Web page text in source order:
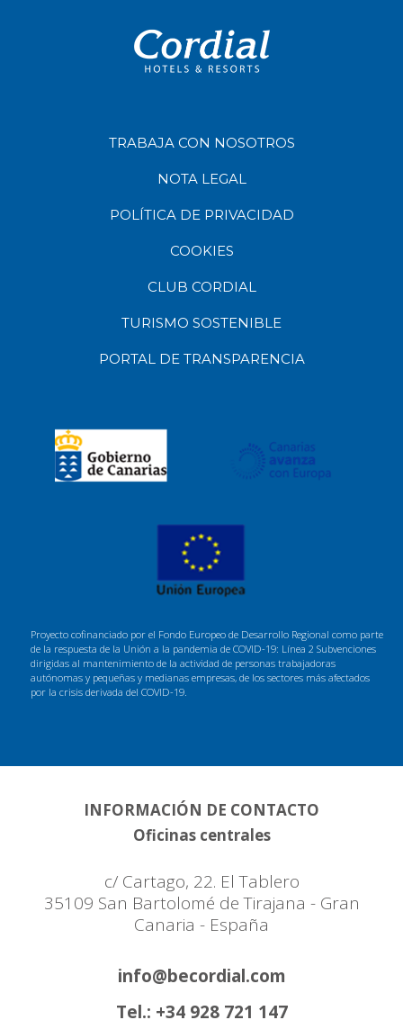
TRABAJA CON NOSOTROS
NOTA LEGAL
POLÍTICA DE PRIVACIDAD
COOKIES
CLUB CORDIAL
TURISMO SOSTENIBLE
PORTAL DE TRANSPARENCIA
Proyecto cofinanciado por el Fondo Europeo de Desarrollo Regional como parte
de la respuesta de la Unión a la pandemia de COVID-19: Línea 2 Subvenciones
dirigidas al mantenimiento de la actividad de personas trabajadoras
autónomas y pequeñas y medianas empresas, de los sectores más afectados
por la crisis derivada del COVID-19.
INFORMACIÓN DE CONTACTO
Oficinas centrales
c/ Cartago, 22. El Tablero
35109 San Bartolomé de Tirajana - Gran
Canaria - España
info@becordial.com
Tel.: +34 928 721 147